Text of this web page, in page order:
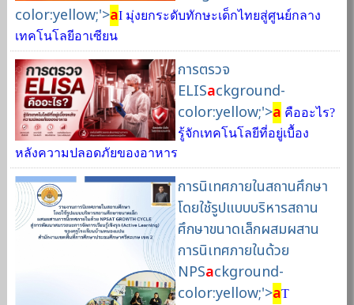
color:yellow;'>aI มุ่งยกระดับทักษะเด็กไทยสู่ศูนย์กลาง
เทคโนโลยีอาเซียน
การตรวจ
ELISackground-
color:yellow;'>a คืออะไร?
รู้จักเทคโนโลยีที่อยู่เบื้อง
หลังความปลอดภัยของอาหาร
การนิเทศภายในสถานศึกษา
โดยใช้รูปแบบบริหารสถาน
ศึกษาขนาดเล็กผสมผสาน
การนิเทศภายในด้วย
NPSackground-
color:yellow;'>aT